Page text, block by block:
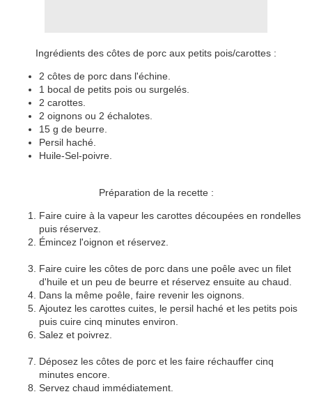
Ingrédients des côtes de porc aux petits pois/carottes :
2 côtes de porc dans l'échine.
1 bocal de petits pois ou surgelés.
2 carottes.
2 oignons ou 2 échalotes.
15 g de beurre.
Persil haché.
Huile-Sel-poivre.
Préparation de la recette :
Faire cuire à la vapeur les carottes découpées en rondelles
puis réservez.
Émincez l'oignon et réservez.
Faire cuire les côtes de porc dans une poêle avec un filet
d'huile et un peu de beurre et réservez ensuite au chaud.
Dans la même poêle, faire revenir les oignons.
Ajoutez les carottes cuites, le persil haché et les petits pois
puis cuire cinq minutes environ.
Salez et poivrez.
Déposez les côtes de porc et les faire réchauffer cinq
minutes encore.
Servez chaud immédiatement.